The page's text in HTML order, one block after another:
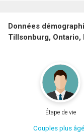
Données
Tillsonburg, Ontario,
Étape de vie
Couples plus